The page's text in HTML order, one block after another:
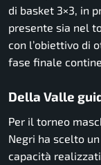
di basket 3×3, in
presente sia nel
con l’obiettivo di
fase finale
Della Valle
Per il torneo
Negri ha scelto
capacità